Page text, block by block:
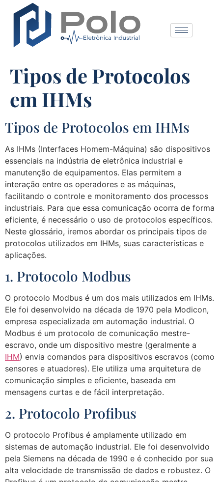
Tipos de Protocolos
em IHMs
Tipos de Protocolos em IHMs
As IHMs (Interfaces Homem-Máquina) são dispositivos
essenciais na indústria de eletrônica industrial e
manutenção de equipamentos. Elas permitem a
interação entre os operadores e as máquinas,
facilitando o controle e monitoramento dos processos
industriais. Para que essa comunicação ocorra de forma
eficiente, é necessário o uso de protocolos específicos.
Neste glossário, iremos abordar os principais tipos de
protocolos utilizados em IHMs, suas características e
aplicações.
1. Protocolo Modbus
O protocolo Modbus é um dos mais utilizados em IHMs.
Ele foi desenvolvido na década de 1970 pela Modicon,
empresa especializada em automação industrial. O
Modbus é um protocolo de comunicação mestre-
escravo, onde um dispositivo mestre (geralmente a
IHM) envia comandos para dispositivos escravos (como
sensores e atuadores). Ele utiliza uma arquitetura de
comunicação simples e eficiente, baseada em
mensagens curtas e de fácil interpretação.
2. Protocolo Profibus
O protocolo Profibus é amplamente utilizado em
sistemas de automação industrial. Ele foi desenvolvido
pela Siemens na década de 1990 e é conhecido por sua
alta velocidade de transmissão de dados e robustez. O